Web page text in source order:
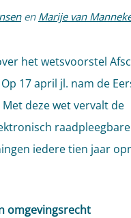
en Marije van
het wetsvoorstel
17 april jl. nam de
deze wet vervalt de
raadpleegbare
iedere tien jaar
omgevingsrecht